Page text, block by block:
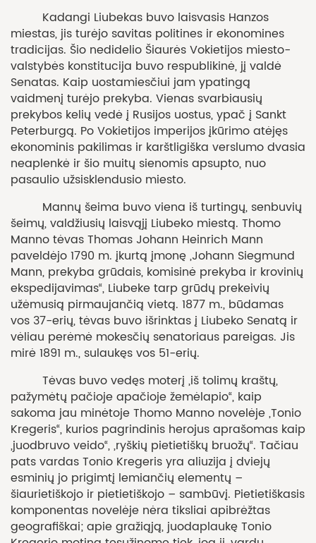
Kadangi Liubekas buvo laisvasis Hanzos
miestas, jis turėjo savitas politines ir ekonomines
tradicijas. Šio nedidelio Šiaurės Vokietijos miesto-
valstybės konstitucija buvo respublikinė, jį valdė
Senatas. Kaip uostamiesčiui jam ypatingą
vaidmenį turėjo prekyba. Vienas svarbiausių
prekybos kelių vedė į Rusijos uostus, ypač į Sankt
Peterburgą. Po Vokietijos imperijos įkūrimo atėjęs
ekonominis pakilimas ir karštligiška verslumo dvasia
neaplenkė ir šio muitų sienomis apsupto, nuo
pasaulio užsisklendusio miesto.
Mannų šeima buvo viena iš turtingų, senbuvių
šeimų, valdžiusių laisvąjį Liubeko miestą. Thomo
Manno tėvas Thomas Johann Heinrich Mann
paveldėjo 1790 m. įkurtą įmonę „Johann Siegmund
Mann, prekyba grūdais, komisinė prekyba ir krovinių
ekspedijavimas“, Liubeke tarp grūdų prekeivių
užėmusią pirmaujančią vietą. 1877 m., būdamas
vos 37-erių, tėvas buvo išrinktas į Liubeko Senatą ir
vėliau perėmė mokesčių senatoriaus pareigas. Jis
mirė 1891 m., sulaukęs vos 51-erių.
Tėvas buvo vedęs moterį „iš tolimų kraštų,
pažymėtų pačioje apačioje žemėlapio“, kaip
sakoma jau minėtoje Thomo Manno novelėje „Tonio
Kregeris“, kurios pagrindinis herojus aprašomas kaip
„juodbruvo veido“, „ryškių pietietiškų bruožų“. Tačiau
pats vardas Tonio Kregeris yra aliuzija į dviejų
esminių jo prigimtį lemiančių elementų –
šiaurietiškojo ir pietietiškojo – sambūvį. Pietietiškasis
komponentas novelėje nėra tiksliai apibrėžtas
geografiškai; apie gražiąją, juodaplaukę Tonio